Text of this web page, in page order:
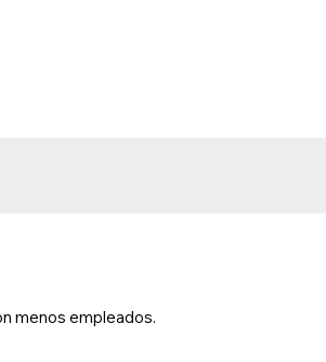
menos empleados.